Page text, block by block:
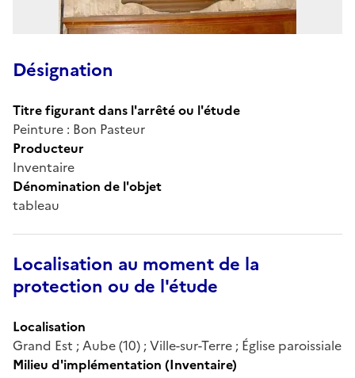
Désignation
Titre figurant dans l'arrêté ou l'étude
Peinture : Bon Pasteur
Producteur
Inventaire
Dénomination de l'objet
tableau
Localisation au moment de la
protection ou de l'étude
Localisation
Grand Est ; Aube (10) ; Ville-sur-Terre ; Église paroissiale
Milieu d'implémentation (Inventaire)